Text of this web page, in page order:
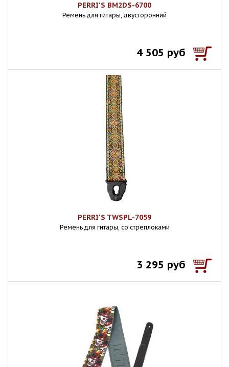
PERRI'S BM2DS-6700
Ремень для гитары, двусторонний
4 505 руб
PERRI'S TWSPL-7059
Ремень для гитары, со стреплоками
3 295 руб